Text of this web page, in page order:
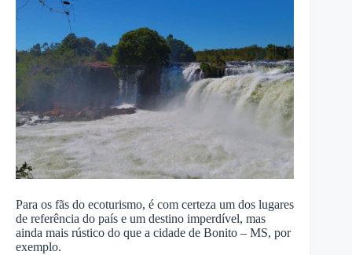
Para os fãs do ecoturismo, é com certeza um dos lugares
de referência do país e um destino imperdível, mas
ainda mais rústico do que a cidade de Bonito – MS, por
exemplo.